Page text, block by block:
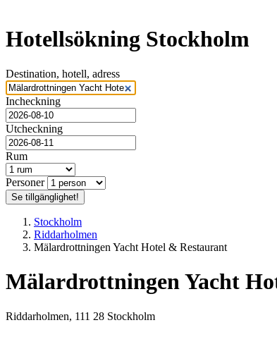
Hotellsökning Stockholm
Destination, hotell, adress
Incheckning
Utcheckning
Rum
Personer
Se tillgänglighet!
Stockholm
Riddarholmen
Mälardrottningen Yacht Hotel & Restaurant
Mälardrottningen Yacht
Riddarholmen, 111 28 Stockholm